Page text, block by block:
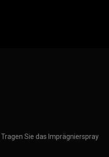
Sie das Imprägnierspray